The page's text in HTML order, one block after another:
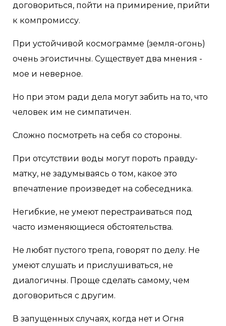
договориться, пойти на примирение, прийти
к компромиссу.
При устойчивой космограмме (земля-огонь)
очень эгоистичны. Существует два мнения -
мое и неверное.
Но при этом ради дела могут забить на то, что
человек им не симпатичен.
Сложно посмотреть на себя со стороны.
При отсутствии воды могут пороть правду-
матку, не задумываясь о том, какое это
впечатление произведет на собеседника.
Негибкие, не умеют перестраиваться под
часто изменяющиеся обстоятельства.
Не любят пустого трепа, говорят по делу. Не
умеют слушать и прислушиваться, не
диалогичны. Проще сделать самому, чем
договориться с другим.
В запущенных случаях, когда нет и Огня